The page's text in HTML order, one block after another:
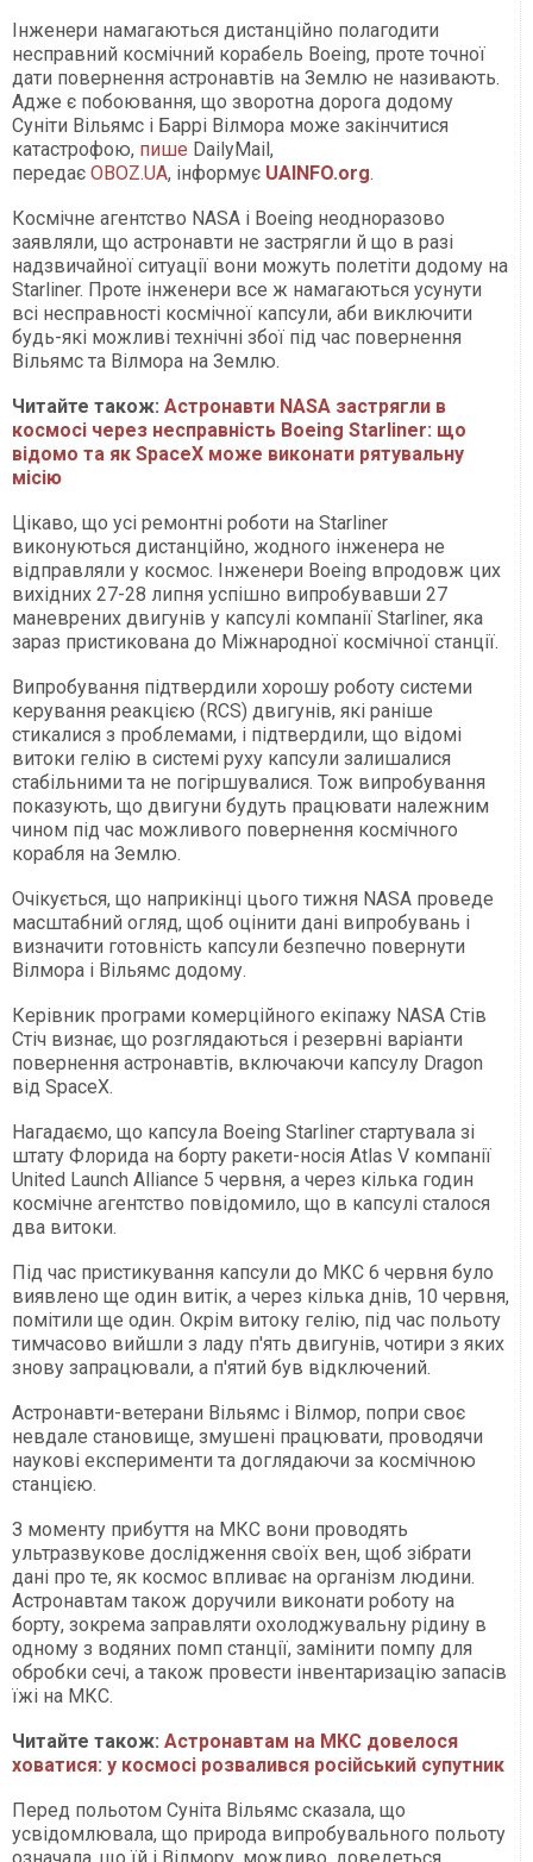
Інженери намагаються дистанційно полагодити
несправний космічний корабель Boeing, проте точної
дати повернення астронавтів на Землю не називають.
Адже є побоювання, що зворотна дорога додому
Суніти Вільямс і Баррі Вілмора може закінчитися
катастрофою, пише DailyMail,
передає OBOZ.UA, інформує UAINFO.org.
Космічне агентство NASA і Boeing неодноразово
заявляли, що астронавти не застрягли й що в разі
надзвичайної ситуації вони можуть полетіти додому на
Starliner. Проте інженери все ж намагаються усунути
всі несправності космічної капсули, аби виключити
будь-які можливі технічні збої під час повернення
Вільямс та Вілмора на Землю.
Читайте також: Астронавти NASA застрягли в
космосі через несправність Boeing Starliner: що
відомо та як SpaceX може виконати рятувальну
місію
Цікаво, що усі ремонтні роботи на Starliner
виконуються дистанційно, жодного інженера не
відправляли у космос. Інженери Boeing впродовж цих
вихідних 27-28 липня успішно випробувавши 27
маневрених двигунів у капсулі компанії Starliner, яка
зараз пристикована до Міжнародної космічної станції.
Випробування підтвердили хорошу роботу системи
керування реакцією (RCS) двигунів, які раніше
стикалися з проблемами, і підтвердили, що відомі
витоки гелію в системі руху капсули залишалися
стабільними та не погіршувалися. Тож випробування
показують, що двигуни будуть працювати належним
чином під час можливого повернення космічного
корабля на Землю.
Очікується, що наприкінці цього тижня NASA проведе
масштабний огляд, щоб оцінити дані випробувань і
визначити готовність капсули безпечно повернути
Вілмора і Вільямс додому.
Керівник програми комерційного екіпажу NASA Стів
Стіч визнає, що розглядаються і резервні варіанти
повернення астронавтів, включаючи капсулу Dragon
від SpaceX.
Нагадаємо, що капсула Boeing Starliner стартувала зі
штату Флорида на борту ракети-носія Atlas V компанії
United Launch Alliance 5 червня, а через кілька годин
космічне агентство повідомило, що в капсулі сталося
два витоки.
Під час пристикування капсули до МКС 6 червня було
виявлено ще один витік, а через кілька днів, 10 червня,
помітили ще один. Окрім витоку гелію, під час польоту
тимчасово вийшли з ладу п'ять двигунів, чотири з яких
знову запрацювали, а п'ятий був відключений.
Астронавти-ветерани Вільямс і Вілмор, попри своє
невдале становище, змушені працювати, проводячи
наукові експерименти та доглядаючи за космічною
станцією.
З моменту прибуття на МКС вони проводять
ультразвукове дослідження своїх вен, щоб зібрати
дані про те, як космос впливає на організм людини.
Астронавтам також доручили виконати роботу на
борту, зокрема заправляти охолоджувальну рідину в
одному з водяних помп станції, замінити помпу для
обробки сечі, а також провести інвентаризацію запасів
їжі на МКС.
Читайте також: Астронавтам на МКС довелося
ховатися: у космосі розвалився російський супутник
Перед польотом Суніта Вільямс сказала, що
усвідомлювала, що природа випробувального польоту